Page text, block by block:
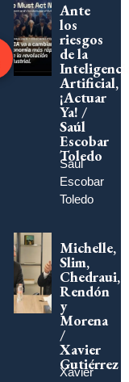
Ante
los
riesgos
de la
Artificial,
¡Actuar
Ya! /
Saúl
Escobar
Toledo
Saúl
Escobar
Toledo
Michelle,
Slim,
Chedraui,
Rendón
y
Morena
/
Xavier
Gutiérrez
Xavier